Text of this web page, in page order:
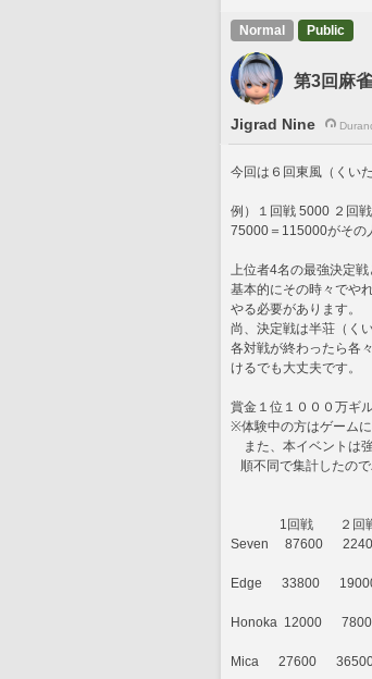
Normal Public
第3回麻
Jigrad Nine
今回は６回東風（くい
例）１回戦 5000 ２回
75000＝115000がその
上位者4名の最強決定戦
基本的にその時々でや
やる必要があります。
尚、決定戦は半荘（く
各対戦が終わったら各
けるでも大丈夫です。
賞金１位１０００万ギ
※体験中の方はゲーム
また、本イベントは
順不同で集計した
1
Seven     87600
Edge      33800
Honoka  12000
Mica      27600